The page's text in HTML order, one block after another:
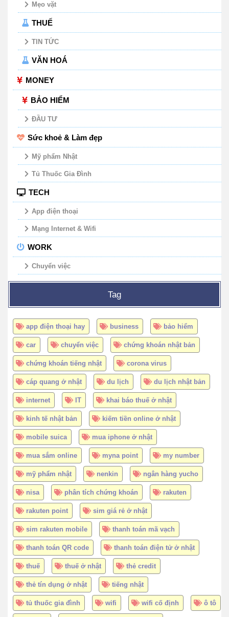
Mẹo vặt
THUẾ
TIN TỨC
VĂN HOÁ
MONEY
BẢO HIỂM
ĐẦU TƯ
Sức khoẻ & Làm đẹp
Mỹ phẩm Nhật
Tủ Thuốc Gia Đình
TECH
App điện thoại
Mạng Internet & Wifi
WORK
Chuyển việc
Tag
app điện thoại hay business bảo hiểm
car chuyển việc chứng khoán nhật bản
chứng khoán tiếng nhật corona virus
cáp quang ở nhật du lịch du lịch nhật bản
internet IT khai báo thuế ở nhật
kinh tế nhật bản kiếm tiền online ở nhật
mobile suica mua iphone ở nhật
mua sắm online myna point my number
mỹ phẩm nhật nenkin ngân hàng yucho
nisa phân tích chứng khoán rakuten
rakuten point sim giá rẻ ở nhật
sim rakuten mobile thanh toán mã vạch
thanh toán QR code thanh toán điện tử ở nhật
thuế thuế ở nhật thẻ credit
thẻ tín dụng ở nhật tiếng nhật
tủ thuốc gia đình wifi wifi cố định ô tô